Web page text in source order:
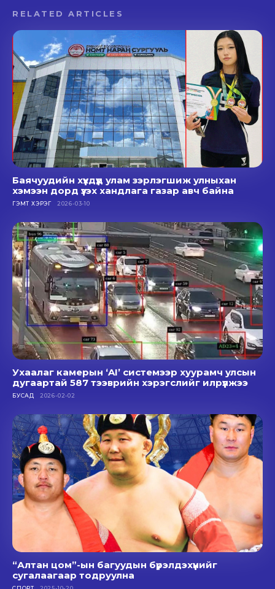
RELATED ARTICLES
Баячуудийн хүүхдүүд улам зэрлэгшиж улныхан
хэмээн дорд үзэх хандлага газар авч байна
ГЭМТ ХЭРЭГ 2026-03-10
Ухаалаг камерын ‘AI’ системээр хуурамч улсын
дугаартай 587 тээврийн хэрэгслийг илрүүлжээ
БУСАД 2026-02-02
“Алтан цом”-ын багуудын бүрэлдэхүүнийг
сугалаагаар тодруулна